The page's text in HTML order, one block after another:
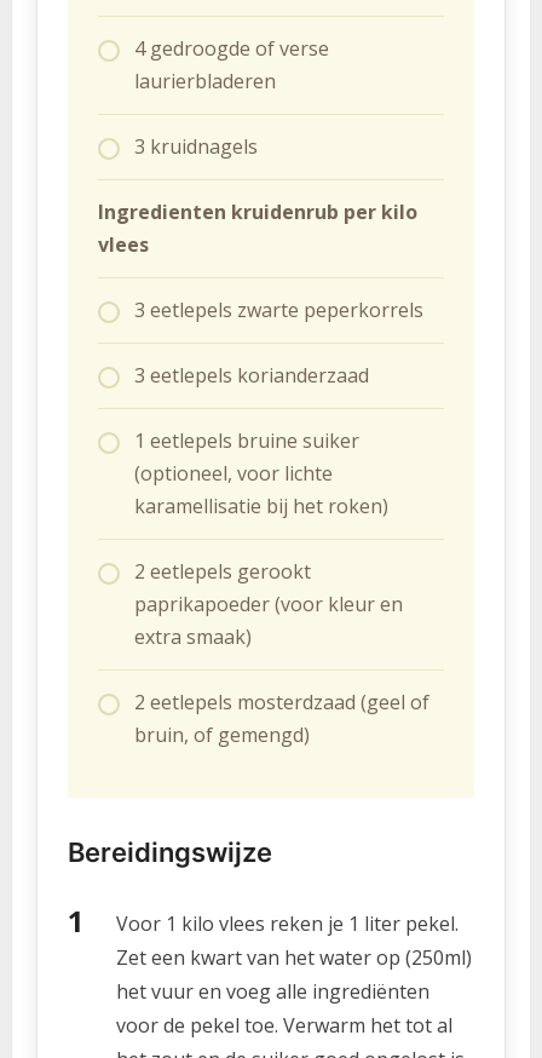
4 gedroogde of verse
laurierbladeren
3 kruidnagels
Ingredienten kruidenrub per kilo
vlees
3 eetlepels zwarte peperkorrels
3 eetlepels korianderzaad
1 eetlepels bruine suiker
(optioneel, voor lichte
karamellisatie bij het roken)
2 eetlepels gerookt
paprikapoeder (voor kleur en
extra smaak)
2 eetlepels mosterdzaad (geel of
bruin, of gemengd)
Bereidingswijze
Voor 1 kilo vlees reken je 1 liter pekel.
Zet een kwart van het water op (250ml)
het vuur en voeg alle ingrediënten
voor de pekel toe. Verwarm het tot al